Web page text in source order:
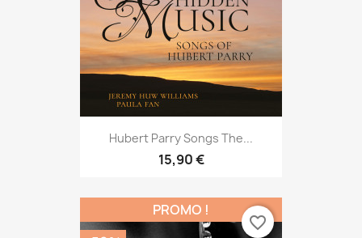
Hubert Parry Songs The...
15,90 €
PROMO !
favorite_border